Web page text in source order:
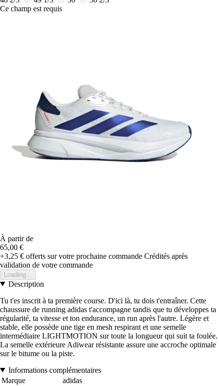
Ce champ est requis
À partir de
65,00 €
+3,25 € offerts sur votre prochaine commande Crédités après
validation de votre commande
Loading...
Description
Tu t'es inscrit à ta première course. D'ici là, tu dois t'entraîner. Cette
chaussure de running adidas t'accompagne tandis que tu développes ta
régularité, ta vitesse et ton endurance, un run après l'autre. Légère et
stable, elle possède une tige en mesh respirant et une semelle
intermédiaire LIGHTMOTION sur toute la longueur qui suit ta foulée.
La semelle extérieure Adiwear résistante assure une accroche optimale
sur le bitume ou la piste.
Informations complémentaires
Marque
adidas